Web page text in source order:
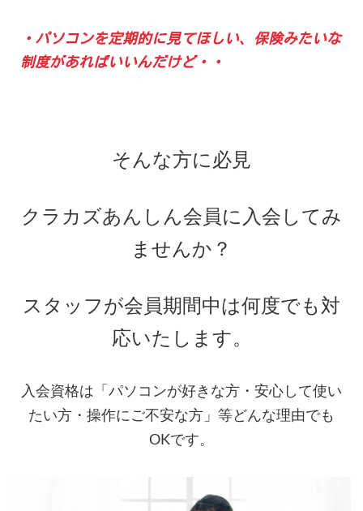
・パソコンを定期的に見てほしい、保険みたいな
制度があればいいんだけど・・
そんな方に必見
クラカズあんしん会員に入会してみ
ませんか？
スタッフが会員期間中は何度でも対
応いたします。
入会資格は「パソコンが好きな方・安心して使い
たい方・操作にご不安な方」等どんな理由でも
OKです。